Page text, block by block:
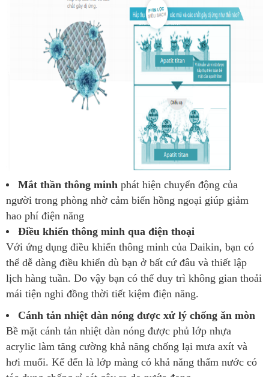
Mắt thần thông minh phát hiện chuyển động của
người trong phòng nhờ cảm biến hồng ngoại giúp giảm
hao phí điện năng
Điều khiển thông minh qua điện thoại
Với ứng dụng điều khiển thông minh của Daikin, bạn có
thể dễ dàng điều khiển dù bạn ở bất cứ đâu và thiết lập
lịch hàng tuần. Do vậy bạn có thể duy trì không gian thoải
mái tiện nghi đồng thời tiết kiệm điện năng.
Cánh tản nhiệt dàn nóng được xử lý chống ăn mòn
Bề mặt cánh tản nhiệt dàn nóng được phủ lớp nhựa
acrylic làm tăng cường khả năng chống lại mưa axít và
hơi muối. Kế đến là lớp màng có khả năng thấm nước có